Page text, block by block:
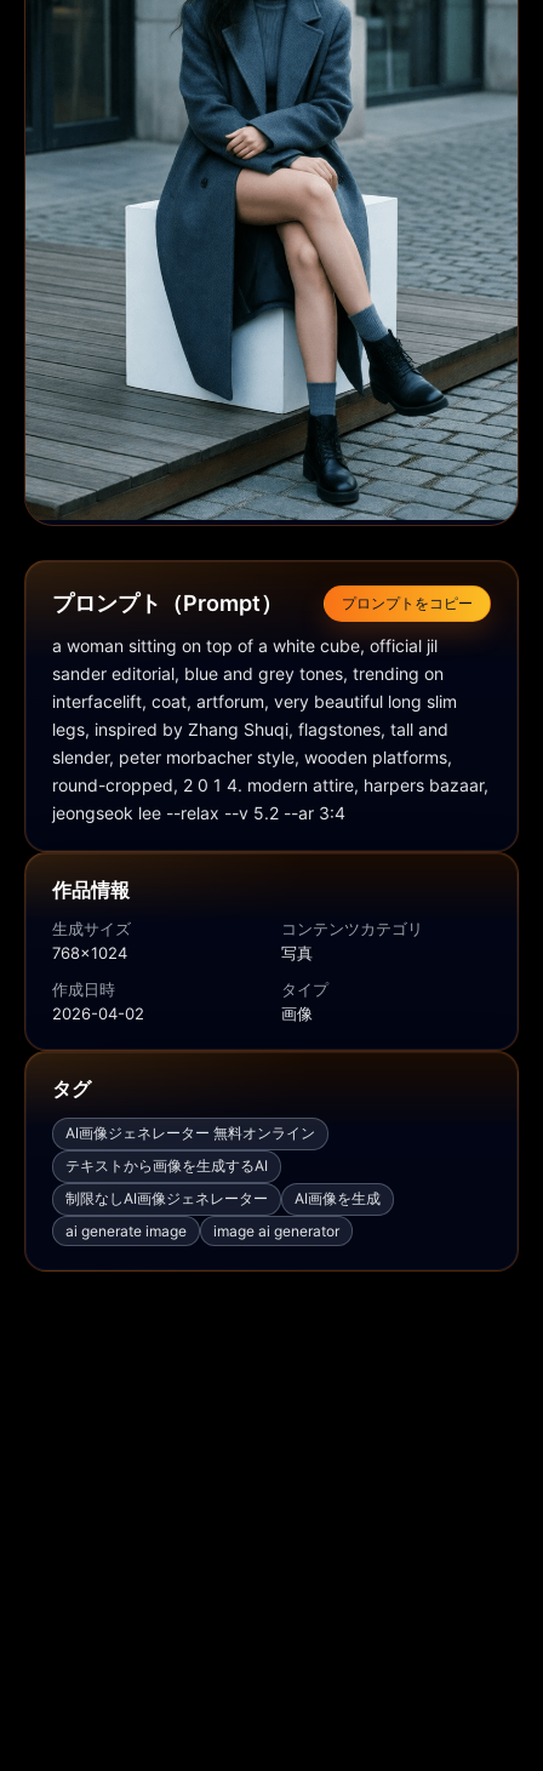
プロンプト（Prompt） プロンプトをコピー
a woman sitting on top of a white cube, official jil
sander editorial, blue and grey tones, trending on
interfacelift, coat, artforum, very beautiful long slim
legs, inspired by Zhang Shuqi, flagstones, tall and
slender, peter morbacher style, wooden platforms,
round-cropped, 2 0 1 4. modern attire, harpers bazaar,
jeongseok lee --relax --v 5.2 --ar 3:4
作品情報
生成サイズ
768x1024
コンテンツカテゴリ
写真
作成日時
2026-04-02
タイプ
画像
タグ
AI画像ジェネレーター 無料オンライン
テキストから画像を生成するAI
制限なしAI画像ジェネレーター
AI画像を生成
ai generate image
image ai generator